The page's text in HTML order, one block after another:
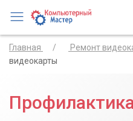
Главная Ремонт
видеокарты